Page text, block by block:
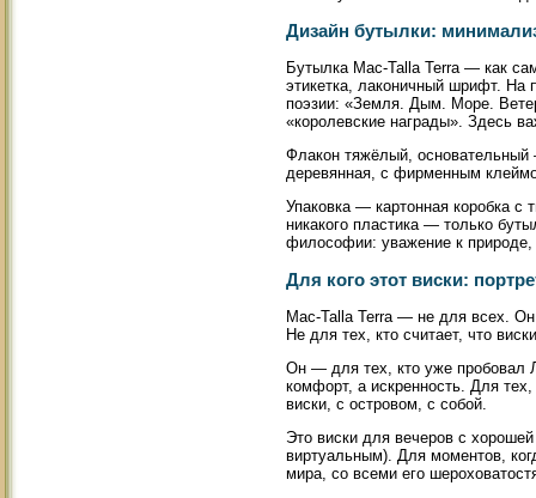
Дизайн бутылки:
Бутылка Mac-Talla Terra — как
этикетка, лаконичный шрифт. На
поэзии: «Земля. Дым. Море.
«королевские награды». Здесь
Флакон тяжёлый,
деревянная, с фирменным
Упаковка — картонная коробка
никакого пластика — только
философии: уважение к
Для кого этот виски:
Mac-Talla Terra — не для всех.
Не для тех, кто считает, что
Он — для тех, кто уже пробовал
комфорт, а искренность. Для
виски, с островом, с собой.
Это виски для вечеров с
виртуальным). Для моментов,
мира, со всеми его